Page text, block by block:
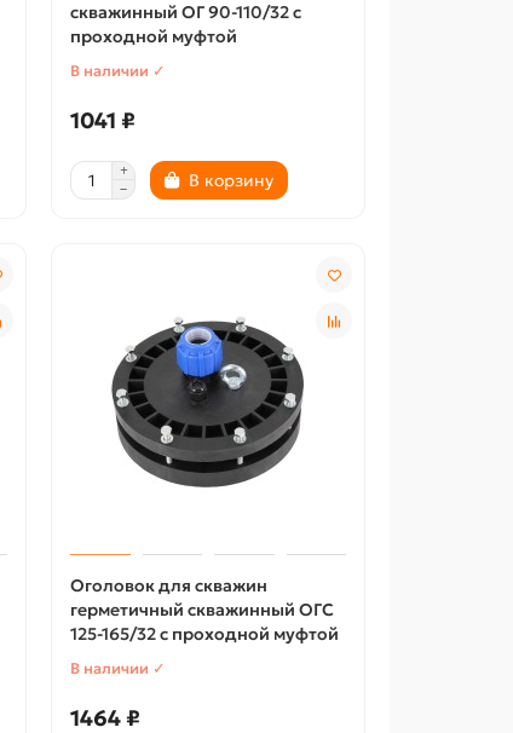
скважинный ОГ 90-110/32 с
проходной муфтой
В наличии ✓
1041 ₽
В корзину
Оголовок для скважин
герметичный скважинный ОГС
125-165/32 с проходной муфтой
В наличии ✓
1464 ₽